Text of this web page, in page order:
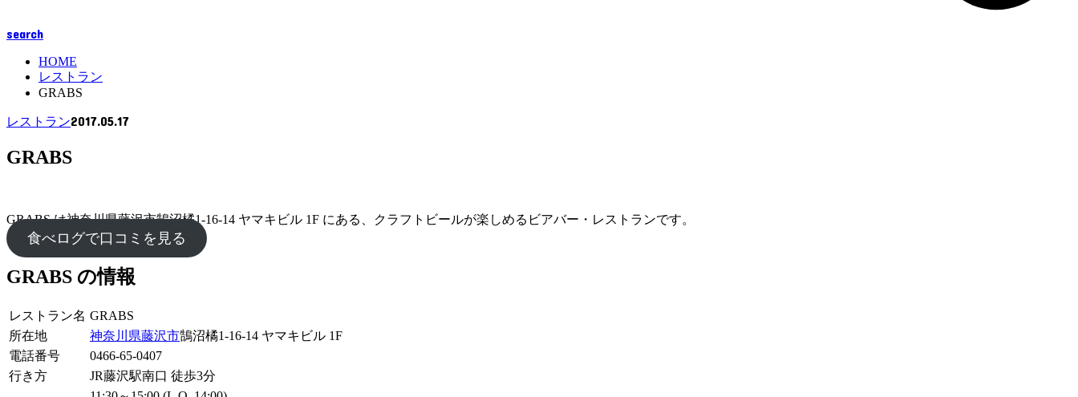
search
HOME
レストラン
GRABS
レストラン2017.05.17
GRABS
GRABS は神奈川県藤沢市鵠沼橘1-16-14 ヤマキビル 1F にある、クラフトビールが楽しめるビアバー・レストランです。
食べログで口コミを見る
GRABS の情報
レストラン名 GRABS
所在地
神奈川県藤沢市鵠沼橘1-16-14 ヤマキビル 1F
電話番号
0466-65-0407
行き方
JR藤沢駅南口 徒歩3分